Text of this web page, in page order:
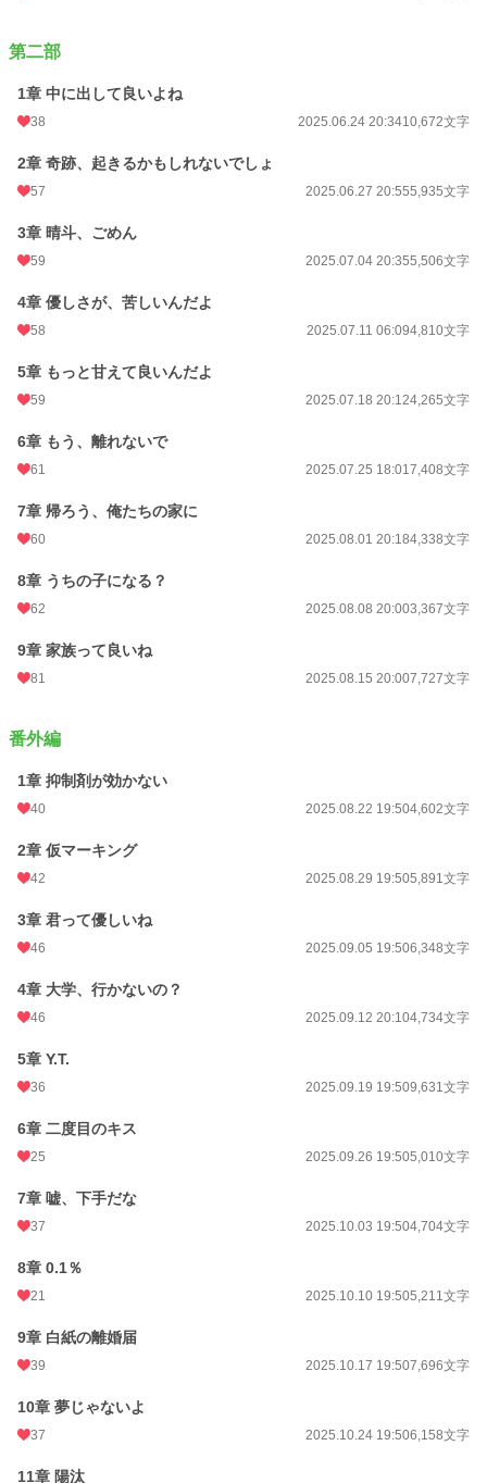
累計ポイント
第二部
1章 中に出して良いよね
38 2025.06.24 20:3410,672文字
2章 奇跡、起きるかもしれないでしょ
57 2025.06.27 20:555,935文字
3章 晴斗、ごめん
59 2025.07.04 20:355,506文字
4章 優しさが、苦しいんだよ
58 2025.07.11 06:094,810文字
5章 もっと甘えて良いんだよ
59 2025.07.18 20:124,265文字
6章 もう、離れないで
61 2025.07.25 18:017,408文字
7章 帰ろう、俺たちの家に
60 2025.08.01 20:184,338文字
8章 うちの子になる？
62 2025.08.08 20:003,367文字
9章 家族って良いね
81 2025.08.15 20:007,727文字
番外編
1章 抑制剤が効かない
40 2025.08.22 19:504,602文字
2章 仮マーキング
42 2025.08.29 19:505,891文字
3章 君って優しいね
46 2025.09.05 19:506,348文字
4章 大学、行かないの？
46 2025.09.12 20:104,734文字
5章 Y.T.
36 2025.09.19 19:509,631文字
6章 二度目のキス
25 2025.09.26 19:505,010文字
7章 嘘、下手だな
37 2025.10.03 19:504,704文字
8章 0.1％
21 2025.10.10 19:505,211文字
9章 白紙の離婚届
39 2025.10.17 19:507,696文字
10章 夢じゃないよ
37 2025.10.24 19:506,158文字
11章 陽汰